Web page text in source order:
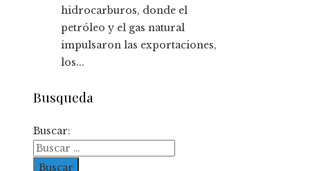
hidrocarburos, donde el
petróleo y el gas natural
impulsaron las exportaciones,
los...
Busqueda
Buscar: